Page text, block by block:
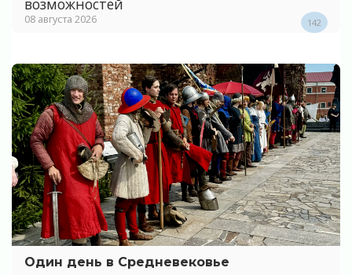
возможностей
08 августа 2026 142
Один день в Средневековье